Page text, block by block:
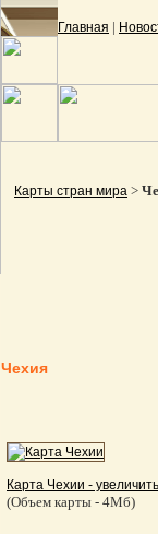
Главная |
Карты стран мира >
Чехия
Карта Чехии -
(Объем карты - 4Мб)